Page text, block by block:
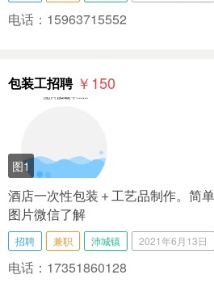
电话：15963715552
包装工招聘 ￥150
图1
酒店一次性包装＋工艺品制作。简
图片微信了解
招聘 兼职 沛城镇 2021年6月13日
电话：17351860128